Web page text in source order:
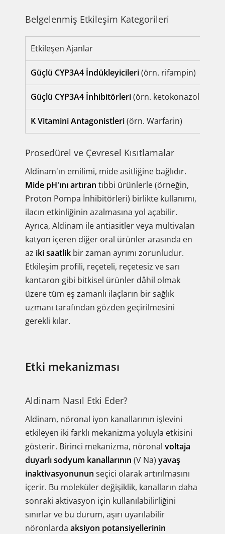
Belgelenmiş Etkileşim Kategorileri
Etkileşen Ajanlar
Güçlü CYP3A4 İndükleyicileri(örn. rifampin)
Güçlü CYP3A4 İnhibitörleri(örn. ketokonazol)
K Vitamini Antagonistleri(örn. Warfarin)
Prosedürel ve Çevresel Kısıtlamalar
Aldinam'ın emilimi, mide asitliğine bağlıdır.
Mide pH'ını artıran tıbbi ürünlerle (örneğin,
Proton Pompa İnhibitörleri) birlikte kullanımı,
ilacın etkinliğinin azalmasına yol açabilir.
Ayrıca, Aldinam ile antiasitler veya multivalan
katyon içeren diğer oral ürünler arasında en
az iki saatlik bir zaman ayrımı zorunludur.
Etkileşim profili, reçeteli, reçetesiz ve sarı
kantaron gibi bitkisel ürünler dâhil olmak
üzere tüm eş zamanlı ilaçların bir sağlık
uzmanı tarafından gözden geçirilmesini
gerekli kılar.
Etki mekanizması
Aldinam Nasıl Etki Eder?
Aldinam, nöronal iyon kanallarının işlevini
etkileyen iki farklı mekanizma yoluyla etkisini
gösterir. Birinci mekanizma, nöronal voltaja
duyarlı sodyum kanallarının (V Na) yavaş
inaktivasyonunun seçici olarak artırılmasını
içerir. Bu moleküler değişiklik, kanalların daha
sonraki aktivasyon için kullanılabilirliğini
sınırlar ve bu durum, aşırı uyarılabilir
nöronlarda aksiyon potansiyellerinin